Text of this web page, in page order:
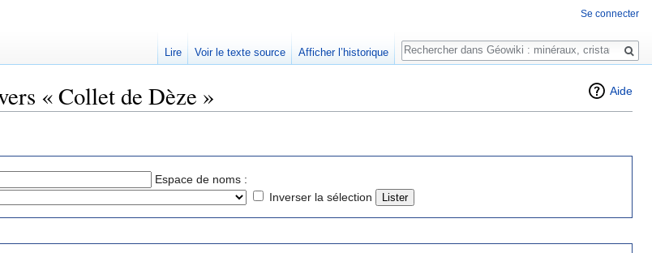
Aide
« Collet de Dèze »
Espace de noms :
Inverser la sélection
Se connecter
Lire Voir le texte source Afficher l’historique
Rechercher